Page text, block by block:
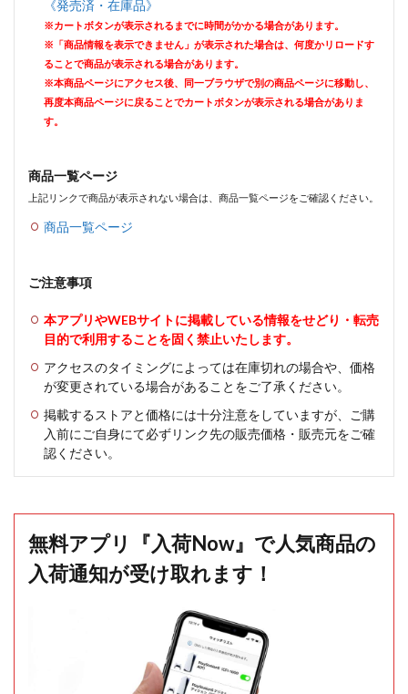
《発売済・在庫品》
※カートボタンが表示されるまでに時間がかかる場合があります。
※「商品情報を表示できません」が表示された場合は、何度かリロードす
ることで商品が表示される場合があります。
※本商品ページにアクセス後、同一ブラウザで別の商品ページに移動し、
再度本商品ページに戻ることでカートボタンが表示される場合がありま
す。
商品一覧ページ
上記リンクで商品が表示されない場合は、商品一覧ページをご確認ください。
商品一覧ページ
ご注意事項
本アプリやWEBサイトに掲載している情報をせどり・転売
目的で利用することを固く禁止いたします。
アクセスのタイミングによっては在庫切れの場合や、価格
が変更されている場合があることをご了承ください。
掲載するストアと価格には十分注意をしていますが、ご購
入前にご自身にて必ずリンク先の販売価格・販売元をご確
認ください。
無料アプリ『入荷Now』で人気商品の
入荷通知が受け取れます！